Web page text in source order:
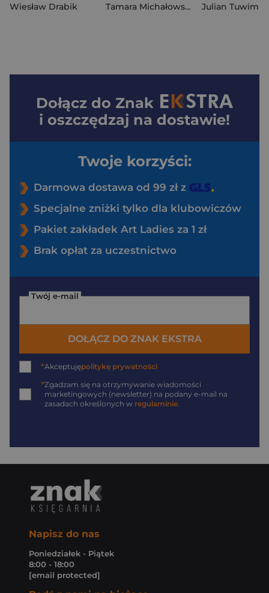
Wiesław Drabik
Tamara Michałowska
Julian Tuwim
Dołącz do Znak
i oszczędzaj na dostawie!
Twoje korzyści:
Darmowa dostawa od 99 zł z
Specjalne zniżki tylko dla klubowiczów
Pakiet zakładek Art Ladies za 1 zł
Brak opłat za uczestnictwo
Twój e-mail
DOŁĄCZ DO ZNAK EKSTRA
*Akceptujępolitykę prywatności
*Zgadzam się na otrzymywanie wiadomości
marketingowych (newsletter) na podany e-mail na
zasadach określonych w regulaminie
Napisz do nas
Poniedziałek - Piątek
8:00 - 18:00
[email protected]